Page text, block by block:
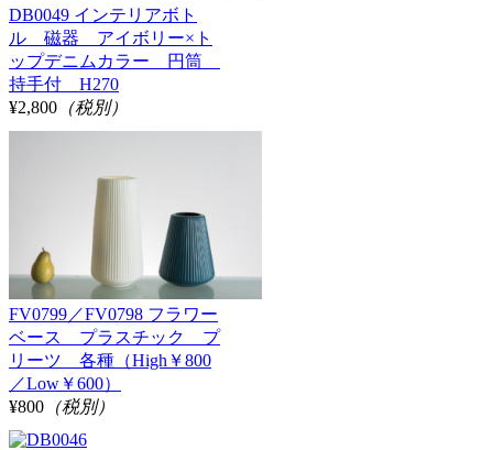
DB0049 インテリアボト
ル 磁器 アイボリー×ト
ップデニムカラー 円筒
持手付 H270
¥2,800 （税別）
FV0799／FV0798 フラワー
ベース プラスチック プ
リーツ 各種（High￥800
／Low￥600）
¥800 （税別）